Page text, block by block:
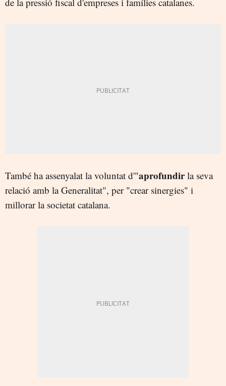
També ha assenyalat la voluntat d'"aprofundirla seva
relació amb la Generalitat", per "crear sinergies" i
millorar la societat catalana.